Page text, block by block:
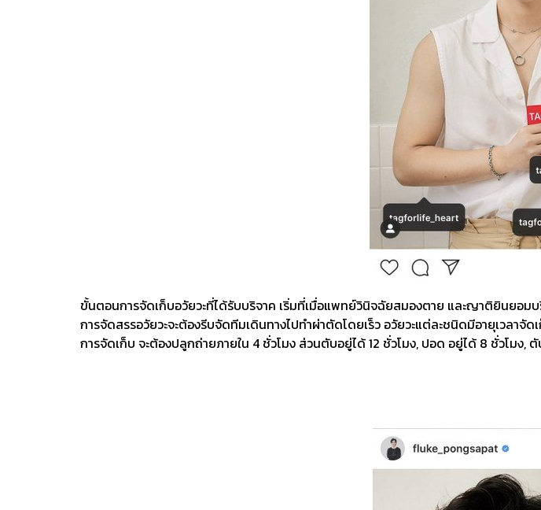
ขั้นตอนการจัดเก็บอวัยวะที่ได้รับบริจาค เริ่มที่เมื่อแพทย์วินิจฉัยสมองตาย และญาติยินยอมบ
การจัดสรรอวัยวะจะต้องรีบจัดทีมเดินทางไปทำผ่าตัดโดยเร็ว อวัยวะแต่ละชนิดมีอายุเวลา
การจัดเก็บ จะต้องปลูกถ่ายภายใน 4 ชั่วโมง ส่วนตับอยู่ได้ 12 ชั่วโมง, ปอด อยู่ได้ 8 ชั่วโมง,